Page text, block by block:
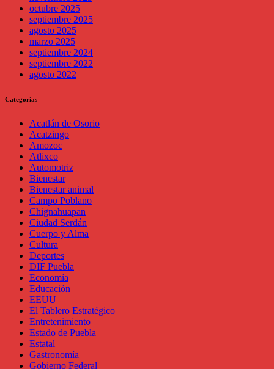
octubre 2025
septiembre 2025
agosto 2025
marzo 2025
septiembre 2024
septiembre 2022
agosto 2022
Categorías
Acatlán de Osorio
Acatzingo
Amozoc
Atlixco
Automotriz
Bienestar
Bienestar animal
Campo Poblano
Chignahuapan
Ciudad Serdán
Cuerpo y Alma
Cultura
Deportes
DIF Puebla
Economía
Educación
EEUU
El Tablero Estratégico
Entretenimiento
Estado de Puebla
Estatal
Gastronomía
Gobierno Federal